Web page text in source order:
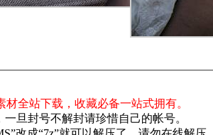
全站下载，收藏必备一站式拥有。
旦封号不解封请珍惜自己的帐号。